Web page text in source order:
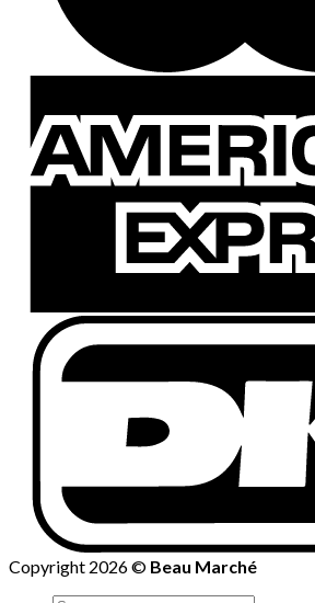
Copyright 2026 © Beau Marché